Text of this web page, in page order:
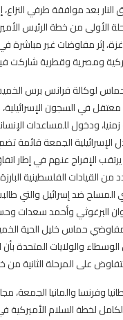
بعد موافقة طرفي النزاع،
الأولى من خطة الرئيس
إثر مفاوضات غير مباشرة
ومصرية وقطرية شاركت
لوكالة فرانس برس
ستفرج عن 2000 معتقل في السجون
ودخول للمساعدات
الإفراج عنهم في إطار
القيادات الفلسطينية
المسلح ضد إسرائيل والتي
البرغوثي وأحمد سعدات
حماس خليل الحية
والولايات المتحدة بأن
على المرحلة الثانية
وفرنسا والمانيا الجمعة،
لخطة السلام